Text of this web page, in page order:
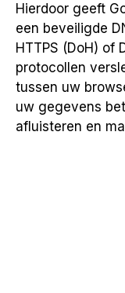
Hierdoor geeft
een beveiligde
HTTPS (DoH) of
protocollen
tussen uw
uw gegevens
afluisteren en